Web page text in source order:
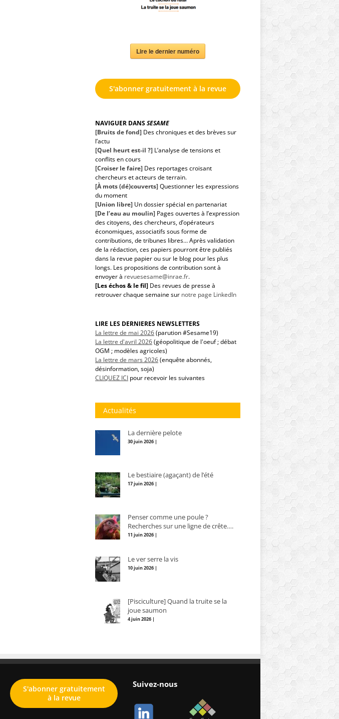
Lire le dernier numéro
S'abonner gratuitement à la revue
NAVIGUER DANSSESAME
[Bruits de fond] Des chroniques et des brèves sur
l’actu
[Quel heurt est-il ?] L’analyse de tensions et
conflits en cours
[Croiser le faire] Des reportages croisant
chercheurs et acteurs de terrain.
[À mots (dé)couverts]Questionner les expressions
du moment
[Union libre] Un dossier spécial en partenariat
[De l’eau au moulin] Pages ouvertes à l’expression
des citoyens, des chercheurs, d’opérateurs
économiques, associatifs sous forme de
contributions, de tribunes libres… Après validation
de la rédaction, ces papiers pourront être publiés
dans la revue papier ou sur le blog pour les plus
longs. Les propositions de contribution sont à
envoyer à revuesesame@inrae.fr.
[Les échos & le fil] Des revues de presse à
retrouver chaque semaine sur notre page LinkedIn
LIRE LES DERNIERES NEWSLETTERS
La lettre de mai 2026(parution #Sesame19)
La lettre d'avril 2026(géopolitique de l'oeuf ; débat
OGM ; modèles agricoles)
La lettre de mars 2026(enquête abonnés,
désinformation, soja)
CLIQUEZ ICI pour recevoir les suivantes
Actualités
La dernière pelote
30 juin 2026 |
Le bestiaire (agaçant) de l’été
17 juin 2026 |
Penser comme une poule ?
Recherches sur une ligne de crête….
11 juin 2026 |
Le ver serre la vis
10 juin 2026 |
[Pisciculture] Quand la truite se la
joue saumon
4 juin 2026 |
S'abonner gratuitement
à la revue
Suivez-nous